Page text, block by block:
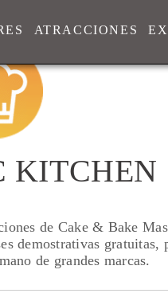
ATRACCIONES
KITCHEN
de Cake & Bake
demostrativas gratuitas,
de grandes marcas.